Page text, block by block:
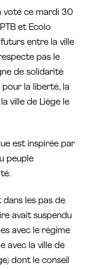
voté ce mardi 30
et Ecolo
entre la ville
pas le
de solidarité
la liberté, la
ville de Liège le
est inspirée par
peuple
dans les pas de
avait suspendu
avec le régime
avec la ville de
dont le conseil